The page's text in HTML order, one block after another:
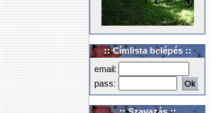
:: Címlista belépés ::
email:
pass: